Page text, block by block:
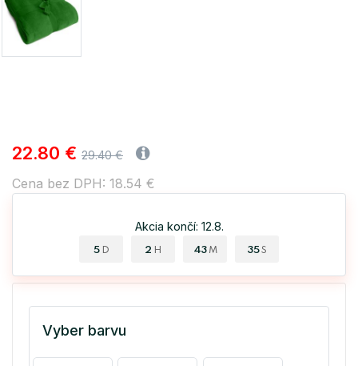
22.80 € 29.40 €
Cena bez DPH: 18.54 €
Akcia končí: 12.8.
5 D 2 H 43 M 35 S
Vyber barvu